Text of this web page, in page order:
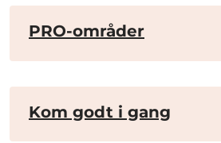
PRO-områder
Kom godt i gang